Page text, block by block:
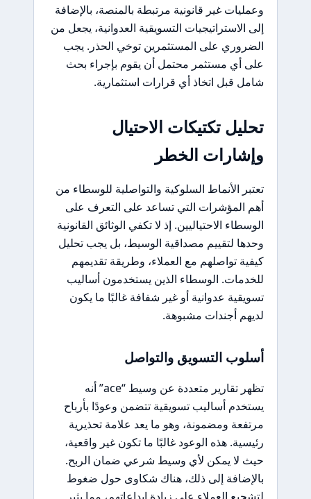
وعمليات غير قانونية مرتبطة بالمنصة، بالإضافة
إلى الاستراتيجيات التسويقية العدوانية، يجعل من
الضروري على المستثمرين توخي الحذر. يجب
على أي مستثمر محتمل أن يقوم بإجراء بحث
شامل قبل اتخاذ أي قرارات استثمارية.
تحليل تكتيكات الاحتيال
وإشارات الخطر
تعتبر الأنماط السلوكية والتواصلية للوسطاء من
أهم المؤشرات التي تساعد على التعرف على
الوسطاء الاحتياليين. إذ لا تكفي الوثائق القانونية
وحدها لتقييم مصداقية الوسيط، بل يجب تحليل
كيفية تواصلهم مع العملاء، وطريقة تقديمهم
للخدمات. الوسطاء الذين يستخدمون أساليب
تسويقية عدوانية أو غير شفافة غالبًا ما يكون
لديهم أجندات مشبوهة.
أسلوب التسويق والتواصل
تظهر تقارير متعددة عن وسيط “ace” أنه
يستخدم أساليب تسويقية تتضمن وعودًا بأرباح
مرتفعة ومضمونة، وهو ما يعد علامة تحذيرية
رئيسية. هذه الوعود غالبًا ما تكون غير واقعية،
حيث لا يمكن لأي وسيط شرعي ضمان الربح.
بالإضافة إلى ذلك، هناك شكاوى حول ضغوط